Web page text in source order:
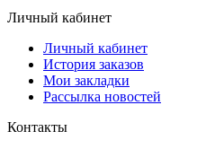
Личный кабинет
Личный кабинет
История заказов
Мои закладки
Рассылка новостей
Контакты